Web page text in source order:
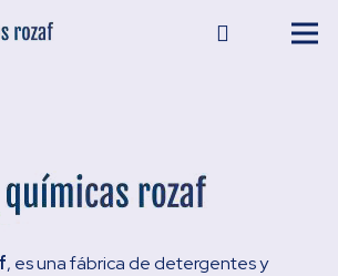
, es una fábrica de detergentes y